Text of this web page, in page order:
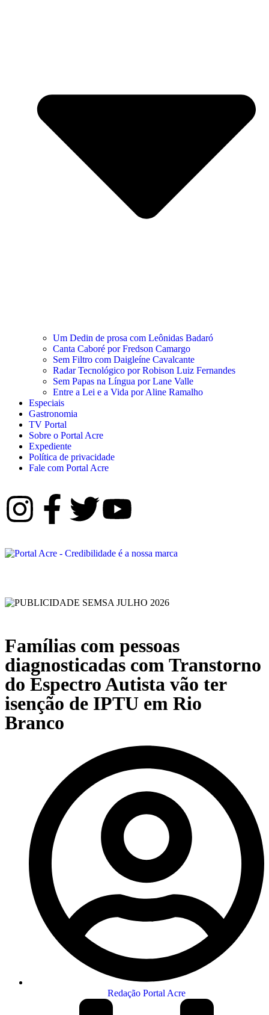
Um Dedin de prosa com Leônidas Badaró
Canta Caboré por Fredson Camargo
Sem Filtro com Daigleíne Cavalcante
Radar Tecnológico por Robison Luiz Fernandes
Sem Papas na Língua por Lane Valle
Entre a Lei e a Vida por Aline Ramalho
Especiais
Gastronomia
TV Portal
Sobre o Portal Acre
Expediente
Política de privacidade
Fale com Portal Acre
Famílias com pessoas
diagnosticadas com Transtorno
do Espectro Autista vão ter
isenção de IPTU em Rio
Branco
Redação Portal Acre